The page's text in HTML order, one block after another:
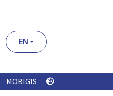
EN
MOBIGIS